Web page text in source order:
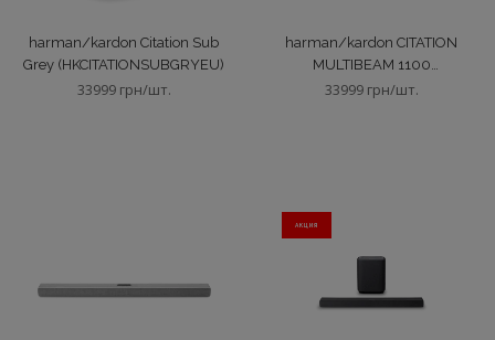
harman/kardon Citation Sub
Grey (HKCITATIONSUBGRYEU)
33999 грн/шт.
harman/kardon CITATION
MULTIBEAM 1100
(HKCITAMB1100BLKEP)
33999 грн/шт.
АКЦИЯ